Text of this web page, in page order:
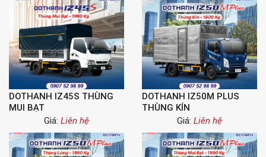
DOTHANH IZ45S THÙNG
MUI BẠT
Giá: Liên hệ
DOTHANH IZ50M PLUS
THÙNG KÍN
Giá: Liên hệ